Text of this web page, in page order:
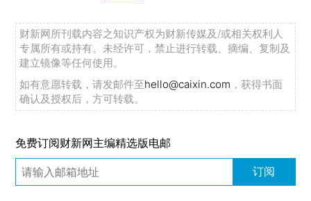
财新网所刊载内容之知识产权为财新传媒及/或相关权利人
专属所有或持有。未经许可，禁止进行转载、摘编、复制及
建立镜像等任何使用。
如有意愿转载，请发邮件至hello@caixin.com ，获得书面
确认及授权后，方可转载。
免费订阅财新网主编精选版电邮
订阅